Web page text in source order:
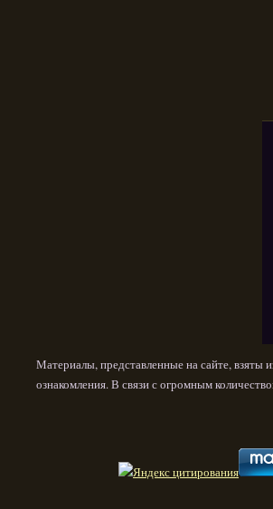
Материалы, представленные на сайте, взяты
ознакомления. В связи с огромным